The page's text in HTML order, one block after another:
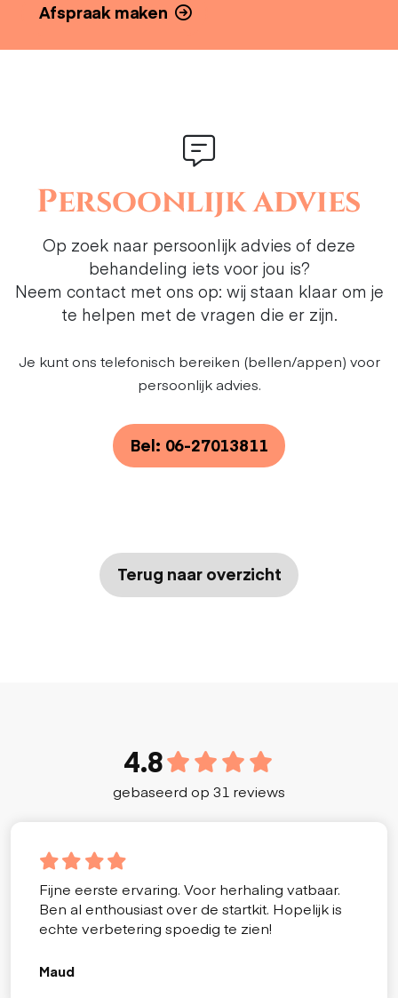
Afspraak maken
Persoonlijk advies
Op zoek naar persoonlijk advies of deze
behandeling iets voor jou is?
Neem contact met ons op: wij staan klaar om je
te helpen met de vragen die er zijn.
Je kunt ons telefonisch bereiken (bellen/appen) voor
persoonlijk advies.
Bel: 06-27013811
Terug naar overzicht